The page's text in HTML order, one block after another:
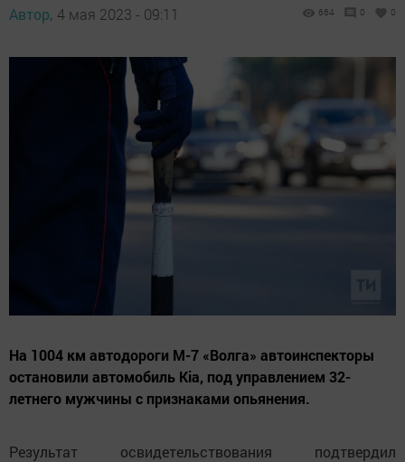
Автор, 4 мая 2023 - 09:11 664 0 0
На 1004 км автодороги М-7 «Волга» автоинспекторы
остановили автомобиль Kia, под управлением 32-
летнего мужчины с признаками опьянения.
Результат освидетельствования подтвердил